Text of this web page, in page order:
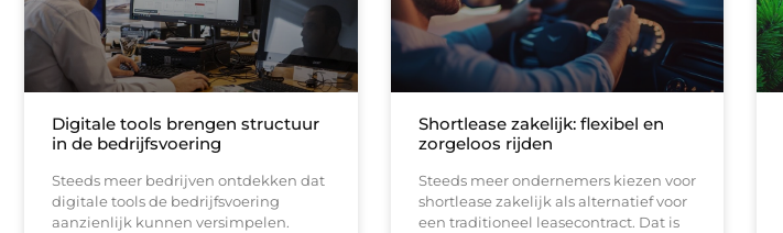
Digitale tools brengen structuur
in de bedrijfsvoering
Steeds meer bedrijven ontdekken dat
digitale tools de bedrijfsvoering
aanzienlijk kunnen versimpelen.
Shortlease zakelijk: flexibel en
zorgeloos rijden
Steeds meer ondernemers kiezen voor
shortlease zakelijk als alternatief voor
een traditioneel leasecontract. Dat is